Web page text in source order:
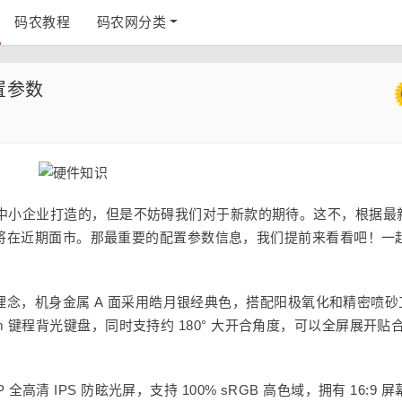
码农教程 码农网分类
参数
企业打造的，但是不妨碍我们对于新款的期待。这不，根据最
近期面市。那最重要的配置参数信息，我们提前来看看吧！一
，机身金属 A 面采用皓月银经典色，搭配阳极氧化和精密喷砂
程背光键盘，同时支持约 180° 大开合角度，可以全屏展开贴
高清 IPS 防眩光屏，支持 100% sRGB 高色域，拥有 16:9 屏